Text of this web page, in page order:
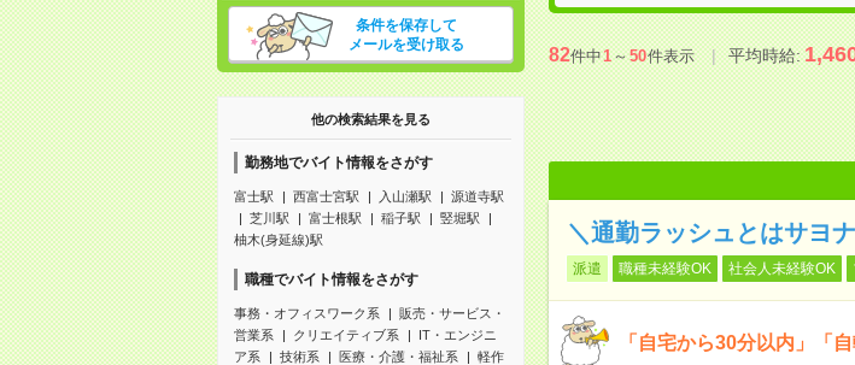
条件を保存して
メールを受け取る
他の検索結果を見る
勤務地でバイト情報をさがす
富士駅 西富士宮駅 入山瀬駅
源道寺駅
芝川駅
富士根駅 稲子駅
竪堀駅
柚木(身延線)駅
職種でバイト情報をさがす
事務・オフィスワーク系
販売・サービス・
営業系
クリエイティブ系
IT・エンジニ
ア系
技術系 医療・介護・福祉系
軽作
82件中1～50件表示 平均時給:
＼通勤ラッシュとはサヨ
派遣 職種未経験OK 社会人未経験OK
「自宅から30分以内」「